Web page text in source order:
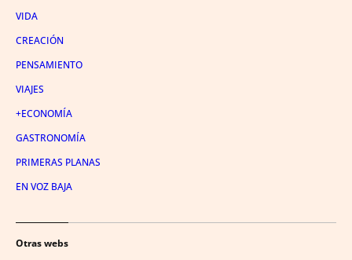
VIDA
CREACIÓN
PENSAMIENTO
VIAJES
+ECONOMÍA
GASTRONOMÍA
PRIMERAS PLANAS
EN VOZ BAJA
Otras webs